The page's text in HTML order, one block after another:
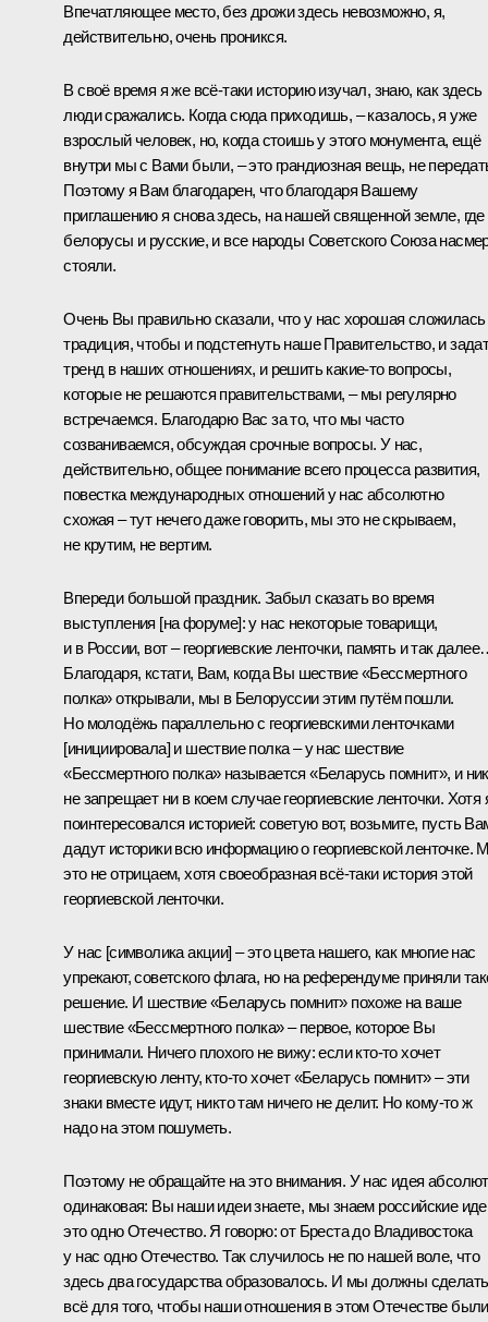
Впечатляющее место, без дрожи здесь невозможно, я,
действительно, очень проникся.
В своё время я же всё-таки историю изучал, знаю, как здесь
люди сражались. Когда сюда приходишь, – казалось, я уже
взрослый человек, но, когда стоишь у этого монумента, ещё
внутри мы с Вами были, – это грандиозная вещь, не
Поэтому я Вам благодарен, что благодаря Вашему
приглашению я снова здесь, на нашей священной земле, где
белорусы и русские, и все народы Советского Союза
стояли.
Очень Вы правильно сказали, что у нас хорошая сложилась
традиция, чтобы и подстегнуть наше Правительство, и
тренд в наших отношениях, и решить какие-то вопросы,
которые не решаются правительствами, – мы регулярно
встречаемся. Благодарю Вас за то, что мы часто
созваниваемся, обсуждая срочные вопросы. У нас,
действительно, общее понимание всего процесса развития,
повестка международных отношений у нас абсолютно
схожая – тут нечего даже говорить, мы это не скрываем,
не крутим, не вертим.
Впереди большой праздник. Забыл сказать во время
выступления [на форуме]: у нас некоторые товарищи,
и в России, вот – георгиевские ленточки, память и так
Благодаря, кстати, Вам, когда Вы шествие «Бессмертного
полка» открывали, мы в Белоруссии этим путём пошли.
Но молодёжь параллельно с георгиевскими ленточками
[инициировала] и шествие полка – у нас шествие
«Бессмертного полка» называется «Беларусь помнит», и
не запрещает ни в коем случае георгиевские ленточки. Хотя
поинтересовался историей: советую вот, возьмите, пусть
дадут историки всю информацию о георгиевской ленточке.
это не отрицаем, хотя своеобразная всё-таки история этой
георгиевской ленточки.
У нас [символика акции] – это цвета нашего, как многие нас
упрекают, советского флага, но на референдуме приняли
решение. И шествие «Беларусь помнит» похоже на ваше
шествие «Бессмертного полка» – первое, которое Вы
принимали. Ничего плохого не вижу: если кто-то хочет
георгиевскую ленту, кто-то хочет «Беларусь помнит» – эти
знаки вместе идут, никто там ничего не делит. Но кому-то ж
надо на этом пошуметь.
Поэтому не обращайте на это внимания. У нас идея
одинаковая: Вы наши идеи знаете, мы знаем российские
это одно Отечество. Я говорю: от Бреста до Владивостока
у нас одно Отечество. Так случилось не по нашей воле, что
здесь два государства образовалось. И мы должны сделать
всё для того, чтобы наши отношения в этом Отечестве были